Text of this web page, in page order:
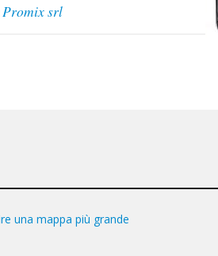
Promix srl